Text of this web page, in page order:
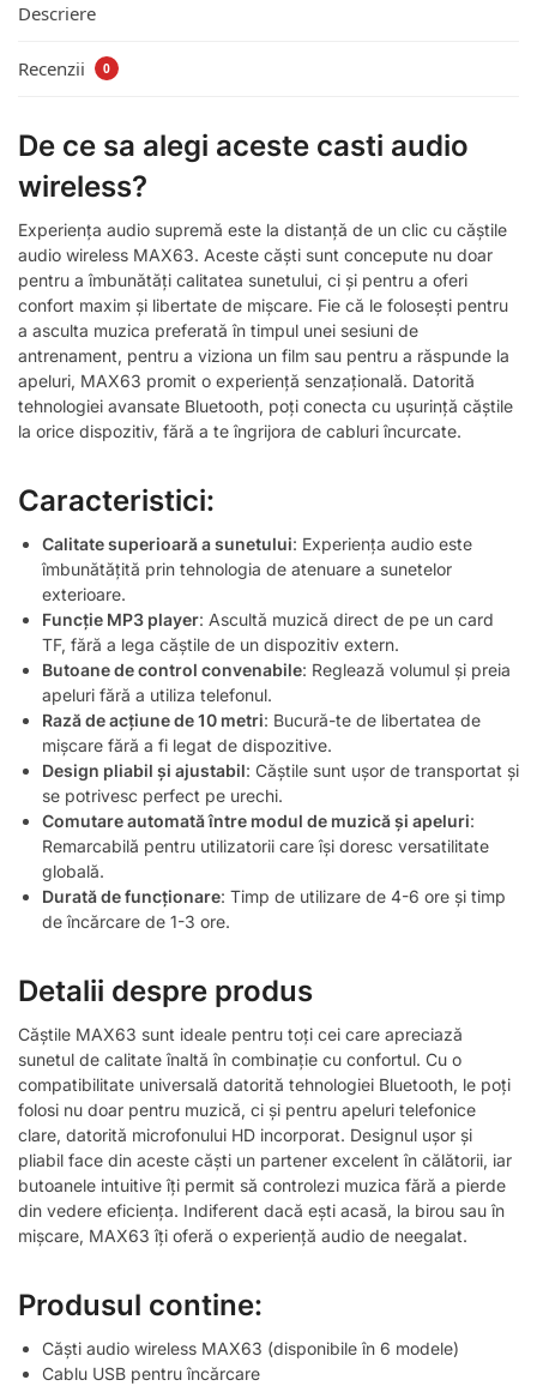
Descriere
Recenzii 0
De ce sa alegi aceste casti audio
wireless?
Experiența audio supremă este la distanță de un clic cu căștile
audio wireless MAX63. Aceste căști sunt concepute nu doar
pentru a îmbunătăți calitatea sunetului, ci și pentru a oferi
confort maxim și libertate de mișcare. Fie că le folosești pentru
a asculta muzica preferată în timpul unei sesiuni de
antrenament, pentru a viziona un film sau pentru a răspunde la
apeluri, MAX63 promit o experiență senzațională. Datorită
tehnologiei avansate Bluetooth, poți conecta cu ușurință căștile
la orice dispozitiv, fără a te îngrijora de cabluri încurcate.
Caracteristici:
Calitate superioară a sunetului: Experiența audio este
îmbunătățită prin tehnologia de atenuare a sunetelor
exterioare.
Funcție MP3 player: Ascultă muzică direct de pe un card
TF, fără a lega căștile de un dispozitiv extern.
Butoane de control convenabile: Reglează volumul și preia
apeluri fără a utiliza telefonul.
Rază de acțiune de 10 metri: Bucură-te de libertatea de
mișcare fără a fi legat de dispozitive.
Design pliabil și ajustabil: Căștile sunt ușor de transportat și
se potrivesc perfect pe urechi.
Comutare automată între modul de muzică și apeluri:
Remarcabilă pentru utilizatorii care își doresc versatilitate
globală.
Durată de funcționare: Timp de utilizare de 4-6 ore și timp
de încărcare de 1-3 ore.
Detalii despre produs
Căștile MAX63 sunt ideale pentru toți cei care apreciază
sunetul de calitate înaltă în combinație cu confortul. Cu o
compatibilitate universală datorită tehnologiei Bluetooth, le poți
folosi nu doar pentru muzică, ci și pentru apeluri telefonice
clare, datorită microfonului HD incorporat. Designul ușor și
pliabil face din aceste căști un partener excelent în călătorii, iar
butoanele intuitive îți permit să controlezi muzica fără a pierde
din vedere eficiența. Indiferent dacă ești acasă, la birou sau în
mișcare, MAX63 îți oferă o experiență audio de neegalat.
Produsul contine:
Căști audio wireless MAX63 (disponibile în 6 modele)
Cablu USB pentru încărcare